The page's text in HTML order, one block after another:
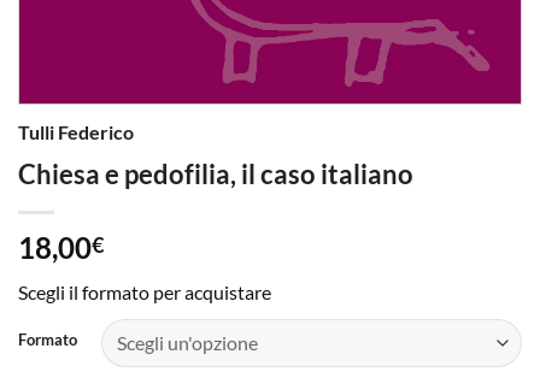
Tulli Federico
Chiesa e pedofilia, il caso italiano
18,00€
Scegli il formato per acquistare
Formato